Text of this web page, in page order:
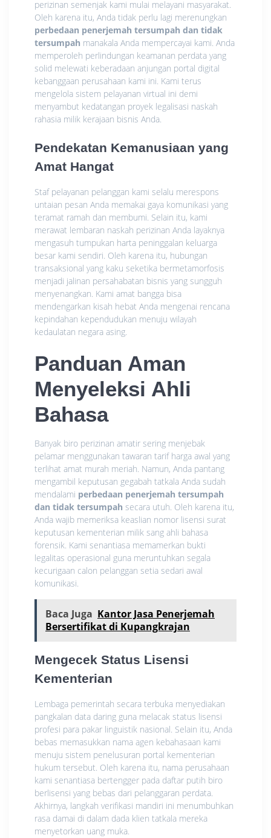
perizinan semenjak kami mulai melayani masyarakat.
Oleh karena itu, Anda tidak perlu lagi merenungkan
perbedaan penerjemah tersumpah dan tidak
tersumpah manakala Anda mempercayai kami. Anda
memperoleh perlindungan keamanan perdata yang
solid melewati keberadaan anjungan portal digital
kebanggaan perusahaan kami ini. Kami terus
mengelola sistem pelayanan virtual ini demi
menyambut kedatangan proyek legalisasi naskah
rahasia milik kerajaan bisnis Anda.
Pendekatan Kemanusiaan yang
Amat Hangat
Staf pelayanan pelanggan kami selalu merespons
untaian pesan Anda memakai gaya komunikasi yang
teramat ramah dan membumi. Selain itu, kami
merawat lembaran naskah perizinan Anda layaknya
mengasuh tumpukan harta peninggalan keluarga
besar kami sendiri. Oleh karena itu, hubungan
transaksional yang kaku seketika bermetamorfosis
menjadi jalinan persahabatan bisnis yang sungguh
menyenangkan. Kami amat bangga bisa
mendengarkan kisah hebat Anda mengenai rencana
kepindahan kependudukan menuju wilayah
kedaulatan negara asing.
Panduan Aman
Menyeleksi Ahli
Bahasa
Banyak biro perizinan amatir sering menjebak
pelamar menggunakan tawaran tarif harga awal yang
terlihat amat murah meriah. Namun, Anda pantang
mengambil keputusan gegabah tatkala Anda sudah
mendalami perbedaan penerjemah tersumpah
dan tidak tersumpah secara utuh. Oleh karena itu,
Anda wajib memeriksa keaslian nomor lisensi surat
keputusan kementerian milik sang ahli bahasa
forensik. Kami senantiasa memamerkan bukti
legalitas operasional guna meruntuhkan segala
kecurigaan calon pelanggan setia sedari awal
komunikasi.
Baca Juga Kantor Jasa Penerjemah
Bersertifikat di Kupangkrajan
Mengecek Status Lisensi
Kementerian
Lembaga pemerintah secara terbuka menyediakan
pangkalan data daring guna melacak status lisensi
profesi para pakar linguistik nasional. Selain itu, Anda
bebas memasukkan nama agen kebahasaan kami
menuju sistem penelusuran portal kementerian
hukum tersebut. Oleh karena itu, nama perusahaan
kami senantiasa bertengger pada daftar putih biro
berlisensi yang bebas dari pelanggaran perdata.
Akhirnya, langkah verifikasi mandiri ini menumbuhkan
rasa damai di dalam dada klien tatkala mereka
menyetorkan uang muka.